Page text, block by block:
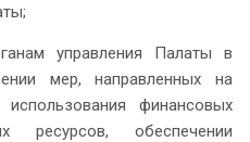
управления Палаты в
мер, направленных на
финансовых
ресурсов, обеспечении